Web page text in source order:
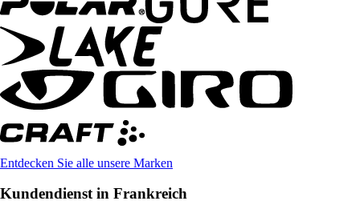
Entdecken Sie alle unsere Marken
Kundendienst in Frankreich